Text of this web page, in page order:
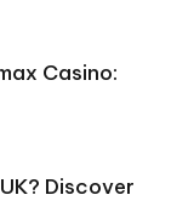
Casino:
Discover